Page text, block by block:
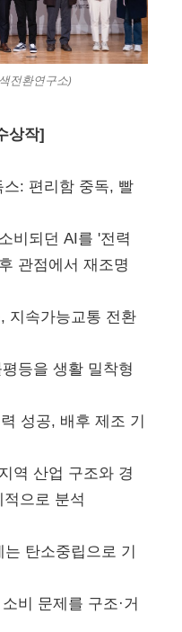
전환연구소)
상작]
스: 편리함 중독, 빨
비되던 AI를 '전력
관점에서 재조명
, 지속가능교통 전환
등을 생활 밀착형
성공, 배후 제조 기
역 산업 구조와 경
으로 분석
는 탄소중립으로 기
비 문제를 구조·거